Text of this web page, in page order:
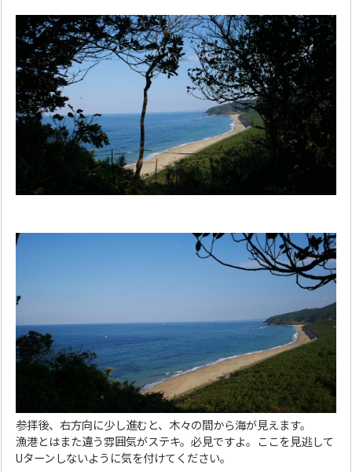
参拝後、右方向に少し進むと、木々の間から海が見えます。
漁港とはまた違う雰囲気がステキ。必見ですよ。ここを見逃して
Uターンしないように気を付けてください。